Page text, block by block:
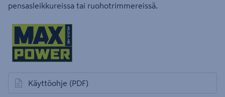
pensasleikkureissa tai ruohotrimmereissä.
Käyttöohje (PDF)
avautuu uuteen välilehteen